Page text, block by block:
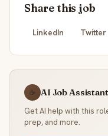
Share this job
LinkedIn Twitter
☕ AI Job Assistant
Get AI help with this
prep, and more.